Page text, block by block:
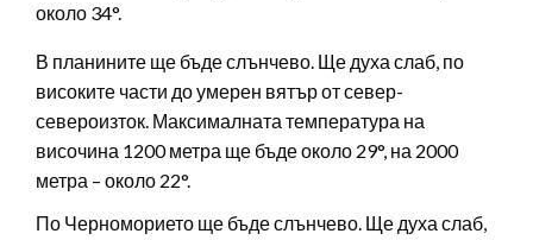
около 34°.
В планините ще бъде слънчево. Ще духа слаб, по
високите части до умерен вятър от север-
североизток. Максималната температура на
височина 1200 метра ще бъде около 29°, на 2000
метра – около 22°.
По Черноморието ще бъде слънчево. Ще духа слаб,